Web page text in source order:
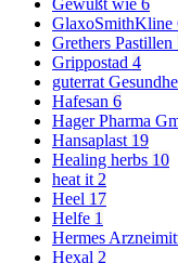
GlaxoSmithKline
Grethers Pastillen
Grippostad 4
guterrat
Hafesan 6
Hager Pharma
Hansaplast 19
Healing herbs 10
heat it 2
Heel 17
Helfe 1
Hermes
Hexal 2